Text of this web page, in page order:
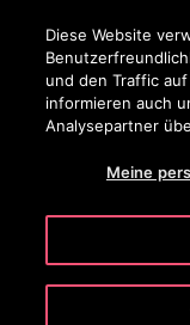
Drücken Sie die
Diese Website
und den Traffic
informieren auch
Analysepartner
Meine